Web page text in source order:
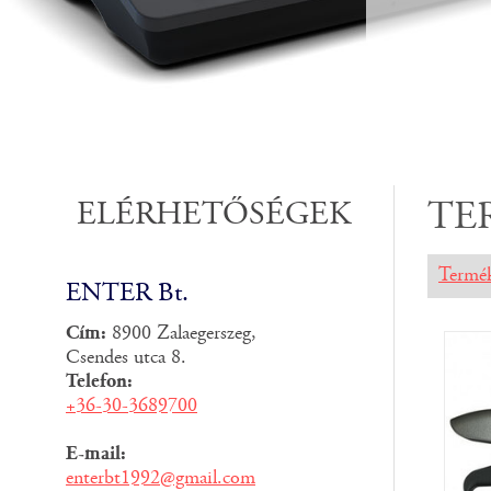
ELÉRHETŐSÉGEK
ENTER Bt.
Cím: 8900 Zalaegerszeg,
Csendes utca 8.
Telefon:
+36-30-3689700
E-mail:
enterbt1992@gmail.com